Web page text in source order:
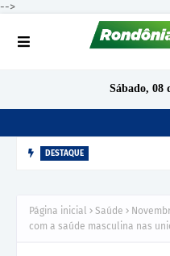
-->
Sábado, 08
DESTAQUE
Guaporé
Página inicial Saúde
com a saúde masculina nas